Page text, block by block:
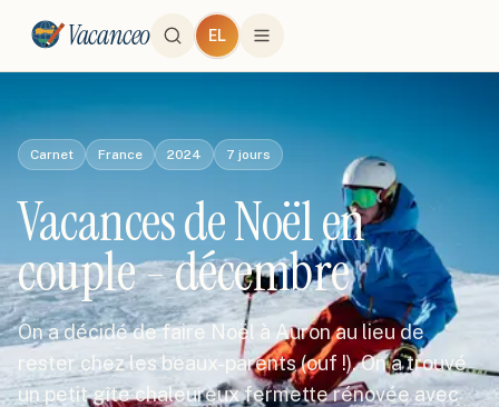
Vacanceo EL
Carnet France 2024 7 jours
Vacances de Noël en
couple - décembre
On a décidé de faire Noël à Auron au lieu de
rester chez les beaux-parents (ouf !). On a trouvé
un petit gîte chaleureux fermette rénovée avec